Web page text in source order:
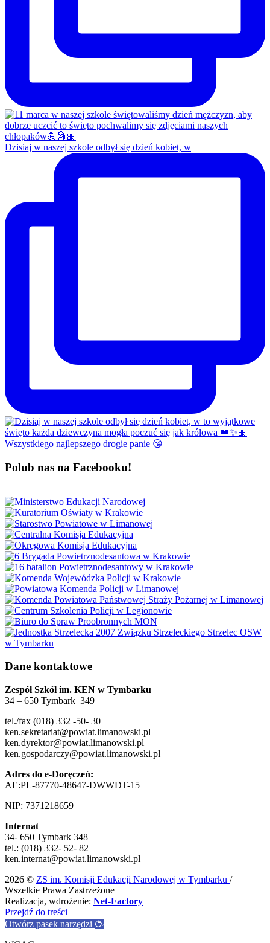
Dzisiaj w naszej szkole odbył się dzień kobiet, w
Polub nas na Facebooku!
Dane kontaktowe
Zespół Szkół im. KEN w Tymbarku
34 – 650 Tymbark 349
tel./fax (018) 332 -50- 30
ken.sekretariat@powiat.limanowski.pl
ken.dyrektor@powiat.limanowski.pl
ken.gospodarczy@powiat.limanowski.pl
Adres do e-Doręczeń:
AE:PL-87770-48647-DWWDT-15
NIP: 7371218659
Internat
34- 650 Tymbark 348
tel.: (018) 332- 52- 82
ken.internat@powiat.limanowski.pl
2026 © ZS im. Komisji Edukacji Narodowej w Tymbarku /
Wszelkie Prawa Zastrzeżone
Realizacja, wdrożenie: Net-Factory
Przejdź do treści
Otwórz pasek narzędzi